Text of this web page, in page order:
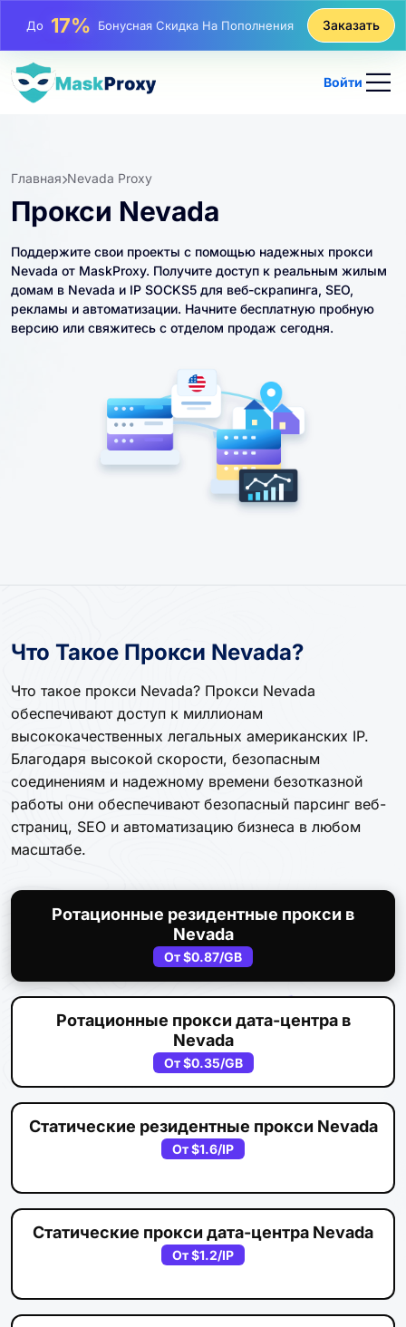
До25%Скидка На Статические Покупки IP
До81%
Заказать
Войти
Главная Nevada Proxy
Прокси Nevada
Поддержите свои проекты с помощью надежных прокси
Nevada от MaskProxy. Получите доступ к реальным жилым
домам в Nevada и IP SOCKS5 для веб-скрапинга, SEO,
рекламы и автоматизации. Начните бесплатную пробную
версию или свяжитесь с отделом продаж сегодня.
Что Такое Прокси Nevada?
Что такое прокси Nevada? Прокси Nevada
обеспечивают доступ к миллионам
высококачественных легальных американских IP.
Благодаря высокой скорости, безопасным
соединениям и надежному времени безотказной
работы они обеспечивают безопасный парсинг веб-
страниц, SEO и автоматизацию бизнеса в любом
масштабе.
Ротационные резидентные прокси в
Nevada
От$0.87/GB
Ротационные прокси дата-центра в
Nevada
От$0.35/GB
Статические резидентные прокси Nevada
От$1.6/IP
Статические прокси дата-центра Nevada
От$1.2/IP